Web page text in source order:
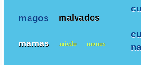
magos malvados
mamas miedo monos